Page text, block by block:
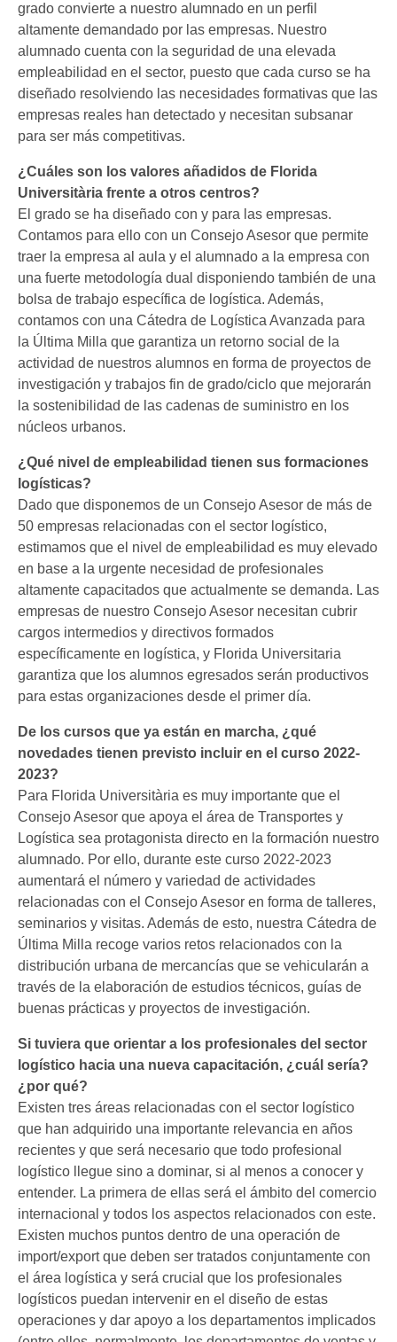
grado convierte a nuestro alumnado en un perfil
altamente demandado por las empresas. Nuestro
alumnado cuenta con la seguridad de una elevada
empleabilidad en el sector, puesto que cada curso se ha
diseñado resolviendo las necesidades formativas que las
empresas reales han detectado y necesitan subsanar
para ser más competitivas.
¿Cuáles son los valores añadidos de Florida
Universitària frente a otros centros?
El grado se ha diseñado con y para las empresas.
Contamos para ello con un Consejo Asesor que permite
traer la empresa al aula y el alumnado a la empresa con
una fuerte metodología dual disponiendo también de una
bolsa de trabajo específica de logística. Además,
contamos con una Cátedra de Logística Avanzada para
la Última Milla que garantiza un retorno social de la
actividad de nuestros alumnos en forma de proyectos de
investigación y trabajos fin de grado/ciclo que mejorarán
la sostenibilidad de las cadenas de suministro en los
núcleos urbanos.
¿Qué nivel de empleabilidad tienen sus formaciones
logísticas?
Dado que disponemos de un Consejo Asesor de más de
50 empresas relacionadas con el sector logístico,
estimamos que el nivel de empleabilidad es muy elevado
en base a la urgente necesidad de profesionales
altamente capacitados que actualmente se demanda. Las
empresas de nuestro Consejo Asesor necesitan cubrir
cargos intermedios y directivos formados
específicamente en logística, y Florida Universitaria
garantiza que los alumnos egresados serán productivos
para estas organizaciones desde el primer día.
De los cursos que ya están en marcha, ¿qué
novedades tienen previsto incluir en el curso 2022-
2023?
Para Florida Universitària es muy importante que el
Consejo Asesor que apoya el área de Transportes y
Logística sea protagonista directo en la formación nuestro
alumnado. Por ello, durante este curso 2022-2023
aumentará el número y variedad de actividades
relacionadas con el Consejo Asesor en forma de talleres,
seminarios y visitas. Además de esto, nuestra Cátedra de
Última Milla recoge varios retos relacionados con la
distribución urbana de mercancías que se vehicularán a
través de la elaboración de estudios técnicos, guías de
buenas prácticas y proyectos de investigación.
Si tuviera que orientar a los profesionales del sector
logístico hacia una nueva capacitación, ¿cuál sería?
¿por qué?
Existen tres áreas relacionadas con el sector logístico
que han adquirido una importante relevancia en años
recientes y que será necesario que todo profesional
logístico llegue sino a dominar, si al menos a conocer y
entender. La primera de ellas será el ámbito del comercio
internacional y todos los aspectos relacionados con este.
Existen muchos puntos dentro de una operación de
import/export que deben ser tratados conjuntamente con
el área logística y será crucial que los profesionales
logísticos puedan intervenir en el diseño de estas
operaciones y dar apoyo a los departamentos implicados